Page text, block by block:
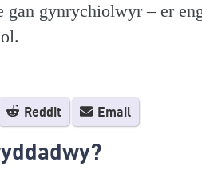
gan gynrychiolwyr – er
Reddit Email